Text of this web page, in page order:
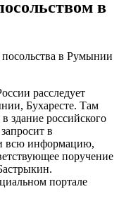
в
в Румынии
расследует
Бухаресте. Там
здание российского
в
всю информацию,
поручение
портале